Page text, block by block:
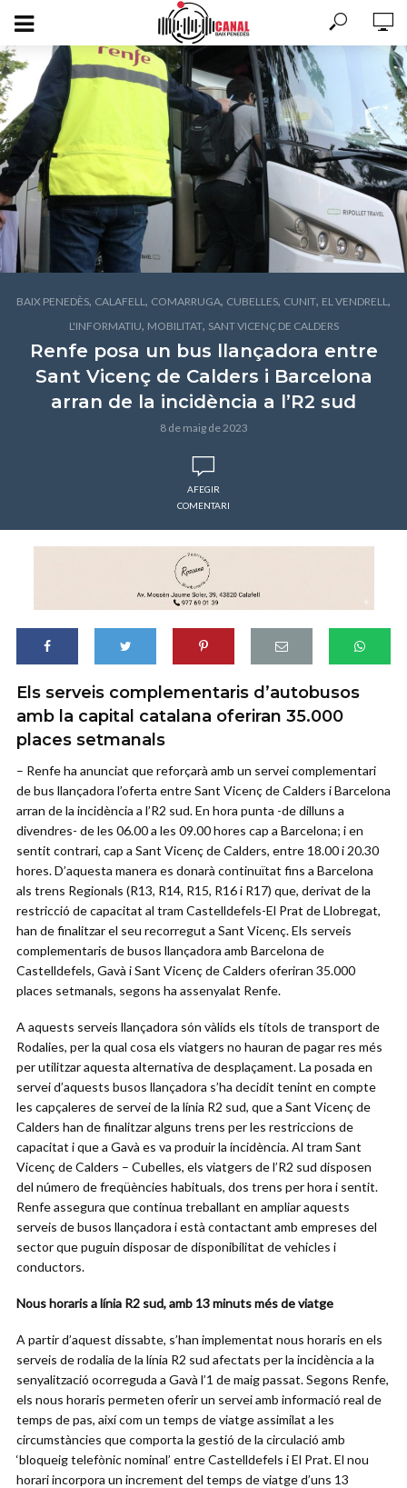
BAIX PENEDÈS, CALAFELL, COMARRUGA, CUBELLES, CUNIT, EL VENDRELL,
L'INFORMATIU, MOBILITAT, SANT VICENÇ DE CALDERS
Renfe posa un bus llançadora entre
Sant Vicenç de Calders i Barcelona
arran de la incidència a l’R2 sud
8 de maig de 2023
AFEGIR
COMENTARI
Els serveis complementaris d’autobusos
amb la capital catalana oferiran 35.000
places setmanals
– Renfe ha anunciat que reforçarà amb un servei complementari
de bus llançadora l’oferta entre Sant Vicenç de Calders i Barcelona
arran de la incidència a l’R2 sud. En hora punta -de dilluns a
divendres- de les 06.00 a les 09.00 hores cap a Barcelona; i en
sentit contrari, cap a Sant Vicenç de Calders, entre 18.00 i 20.30
hores. D’aquesta manera es donarà continuïtat fins a Barcelona
als trens Regionals (R13, R14, R15, R16 i R17) que, derivat de la
restricció de capacitat al tram Castelldefels-El Prat de Llobregat,
han de finalitzar el seu recorregut a Sant Vicenç. Els serveis
complementaris de busos llançadora amb Barcelona de
Castelldefels, Gavà i Sant Vicenç de Calders oferiran 35.000
places setmanals, segons ha assenyalat Renfe.
A aquests serveis llançadora són vàlids els títols de transport de
Rodalies, per la qual cosa els viatgers no hauran de pagar res més
per utilitzar aquesta alternativa de desplaçament. La posada en
servei d’aquests busos llançadora s’ha decidit tenint en compte
les capçaleres de servei de la línia R2 sud, que a Sant Vicenç de
Calders han de finalitzar alguns trens per les restriccions de
capacitat i que a Gavà es va produir la incidència. Al tram Sant
Vicenç de Calders – Cubelles, els viatgers de l’R2 sud disposen
del número de freqüències habituals, dos trens per hora i sentit.
Renfe assegura que continua treballant en ampliar aquests
serveis de busos llançadora i està contactant amb empreses del
sector que puguin disposar de disponibilitat de vehicles i
conductors.
Nous horaris a línia R2 sud, amb 13 minuts més de viatge
A partir d’aquest dissabte, s’han implementat nous horaris en els
serveis de rodalia de la línia R2 sud afectats per la incidència a la
senyalització ocorreguda a Gavà l’1 de maig passat. Segons Renfe,
els nous horaris permeten oferir un servei amb informació real de
temps de pas, així com un temps de viatge assimilat a les
circumstàncies que comporta la gestió de la circulació amb
‘bloqueig telefònic nominal’ entre Castelldefels i El Prat. El nou
horari incorpora un increment del temps de viatge d’uns 13